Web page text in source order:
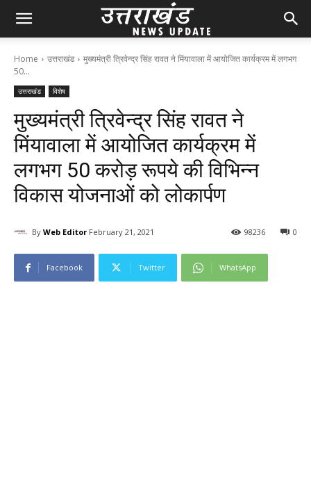
Home उत्तराखंड
मुख्यमंत्री त्रिवेन्द्र सिंह रावत ने मिंयावाला में आयोजित कार्यक्रम में लगभग
50...
उत्तराखंड विशेष
मुख्यमंत्री त्रिवेन्द्र सिंह रावत ने
मिंयावाला में आयोजित कार्यक्रम में
लगभग 50 करोड़ रूपये की विभिन्न
विकास योजनाओं को लोकार्पण
By Web Editor February 21, 2021 0
98236
Facebook Twitter WhatsApp